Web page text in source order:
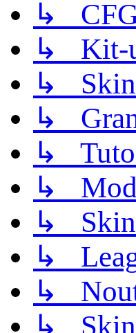
↳
↳ Kit-
↳
↳
↳
↳
↳
↳
↳
↳